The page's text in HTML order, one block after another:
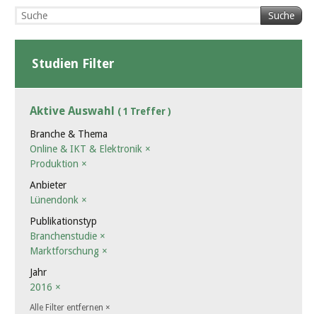
Suche
Studien Filter
Aktive Auswahl ( 1 Treffer )
Branche & Thema
Online & IKT & Elektronik ×
Produktion ×
Anbieter
Lünendonk ×
Publikationstyp
Branchenstudie ×
Marktforschung ×
Jahr
2016 ×
Alle Filter entfernen ×